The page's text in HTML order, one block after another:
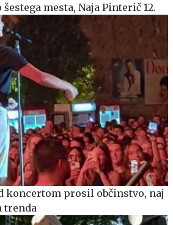
mesta, Naja Pinterič 12.
koncertom prosil občinstvo, naj
trenda